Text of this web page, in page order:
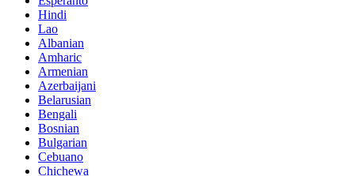
Hindi
Lao
Albanian
Amharic
Armenian
Azerbaijani
Belarusian
Bengali
Bosnian
Bulgarian
Cebuano
Chichewa